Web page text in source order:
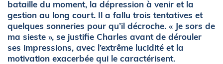
bataille du moment, la dépression à venir et la
gestion au long court. Il a fallu trois tentatives et
quelques sonneries pour qu’il décroche. « Je sors de
ma sieste », se justifie Charles avant de dérouler
ses impressions, avec l’extrême lucidité et la
motivation exacerbée qui le caractérisent.